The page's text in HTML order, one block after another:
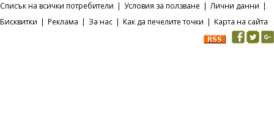
Списък на всички потребители | Условия за ползване | Лични данни |
Бисквитки | Реклама | За нас | Как да печелите точки | Карта на сайта